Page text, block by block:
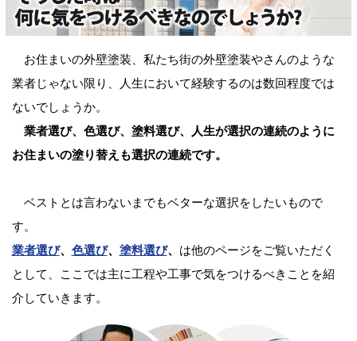
お住まいの外壁塗装、私たち街の外壁塗装やさんのような
業者じゃない限り、人生において経験するのは数回程度では
ないでしょうか。
業者選び、色選び、塗料選び、人生が選択の連続のように
お住まいの塗り替えも選択の連続です。
ベストとは言わないまでもベターな選択をしたいもので
す。
業者選び、 色選び、 塗料選び、 は他のページをご覧いただく
として、ここでは主に工程や工事で気をつけるべきことを紹
介していきます。